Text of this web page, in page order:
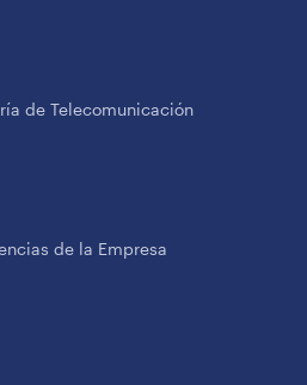
de Telecomunicación
de la Empresa